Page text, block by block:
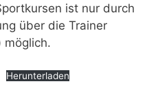
ist nur durch
über die Trainer
möglich.
Herunterladen